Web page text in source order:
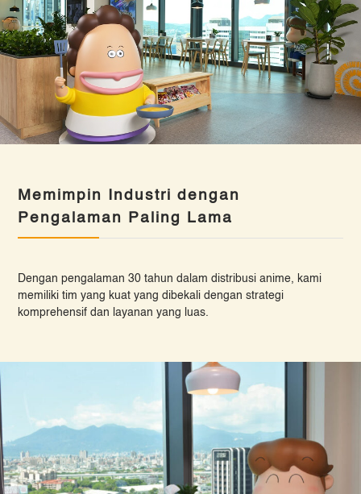
Memimpin Industri dengan
Pengalaman Paling Lama
Dengan pengalaman 30 tahun dalam distribusi anime, kami
memiliki tim yang kuat yang dibekali dengan strategi
komprehensif dan layanan yang luas.